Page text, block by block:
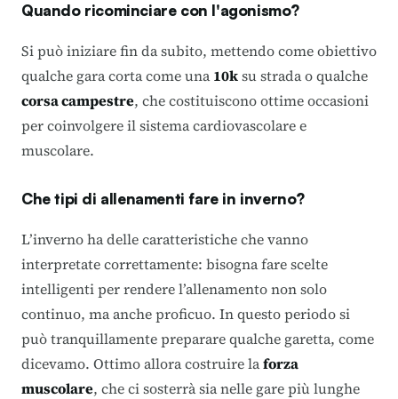
Quando ricominciare con l'agonismo?
Si può iniziare fin da subito, mettendo come obiettivo
qualche gara corta come una10ksu strada o qualche
corsa campestre, che costituiscono ottime occasioni
per coinvolgere il sistema cardiovascolare e
muscolare.
Che tipi di allenamenti fare in inverno?
L’inverno ha delle caratteristiche che vanno
interpretate correttamente: bisogna fare scelte
intelligenti per rendere l’allenamento non solo
continuo, ma anche proficuo. In questo periodo si
può tranquillamente preparare qualche garetta, come
dicevamo. Ottimo allora costruire laforza
muscolare, che ci sosterrà sia nelle gare più lunghe